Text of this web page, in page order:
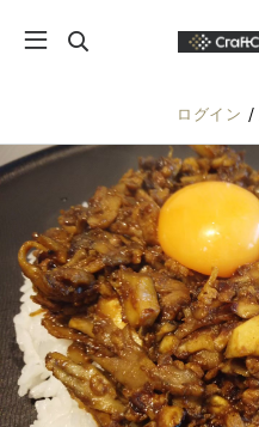
ログイン /